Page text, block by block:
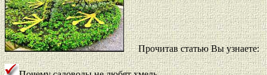
Прочитав статью Вы узнаете: